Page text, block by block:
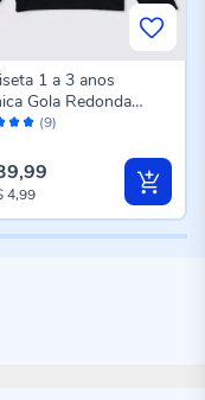
(9)
1 a 3 anos
Gola Redonda
Preto
4,99